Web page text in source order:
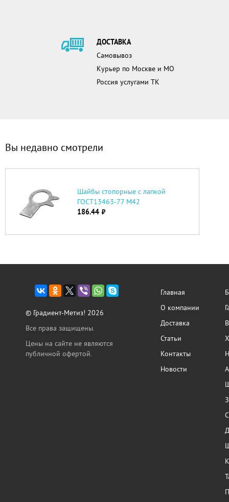
ДОСТАВКА
Самовывоз
Курьер по Москве и МО
Россия услугами ТК
Вы недавно смотрели
Шайбы стопорные с лапкой
ГОСТ13463-77 М42
186.44 руб.
© Градиент-Метиз! 2026
Все права защищены.
Цены на сайте не являются
публичной офертой.
Главная
О компании
Доставка
Статьи
Контакты
Новости